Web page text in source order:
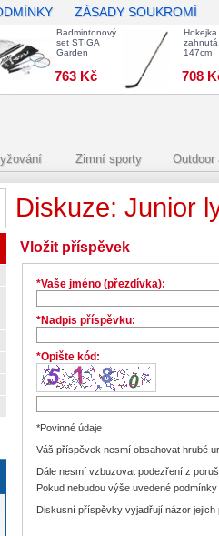
ZÁSADY SOUKROMÍ
Badmintonový
set STIGA
Garden
763 Kč
147cm
708
Zimní sporty
Diskuze: Junior
Vložit příspěvek
*Vaše jméno (přezdívka):
*Nadpis příspěvku:
*Opište kód:
*Povinné údaje
Váš příspěvek nesmí obsahovat hrubé
Dále nesmí vzbuzovat podezření z
Pokud nebudou výše uvedené
Diskusní příspěvky vyjadřují názor jejich